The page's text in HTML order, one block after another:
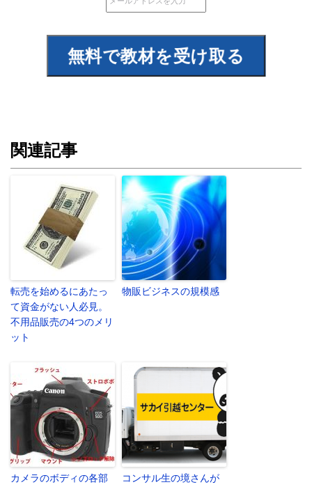
関連記事
転売を始めるにあたっ
て資金がない人必見。
不用品販売の4つのメリ
ット
物販ビジネスの規模感
カメラのボディの各部
コンサル生の境さんが